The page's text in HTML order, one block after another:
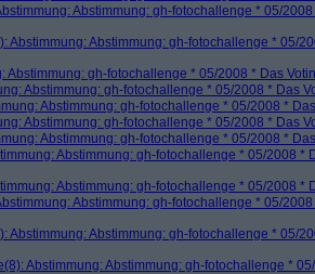
Abstimmung: gh-fotochallenge * 05/
Abstimmung: Abstimmung: gh-fotochallenge * 05/
Abstimmung: gh-fotochallenge * 05/2008 * Das
Abstimmung: gh-fotochallenge * 05/2008 * Das
Abstimmung: gh-fotochallenge * 05/2008 *
Abstimmung: gh-fotochallenge * 05/2008 * Das
Abstimmung: gh-fotochallenge * 05/2008 *
Abstimmung: gh-fotochallenge * 05/2008 *
Abstimmung: gh-fotochallenge * 05/2008 *
Abstimmung: gh-fotochallenge * 05/
Abstimmung: Abstimmung: gh-fotochallenge * 05/
Abstimmung: Abstimmung: gh-fotochallenge *